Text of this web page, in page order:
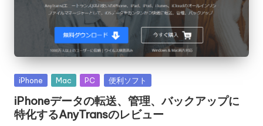
Posted
iPhone Mac PC 便利ソフト
iPhoneデータの転送、管理、バックアップに
特化するAnyTransのレビュー